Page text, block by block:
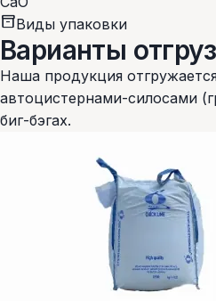
inventory_2Виды упаковки
Варианты
Наша продукция
автоцистернами-силосами
биг-бэгах.